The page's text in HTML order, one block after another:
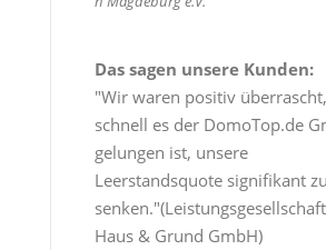
Das sagen unsere Kunden:
"Wir waren positiv
schnell es der DomoTop.de
gelungen ist, unsere
Leerstandsquote signifikant zu
senken."(Leistungsgesellschaft
Haus & Grund GmbH)